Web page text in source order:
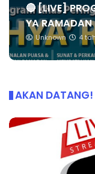
🔴 [LIVE]
YA
Unknown 4
AKAN DATANG!